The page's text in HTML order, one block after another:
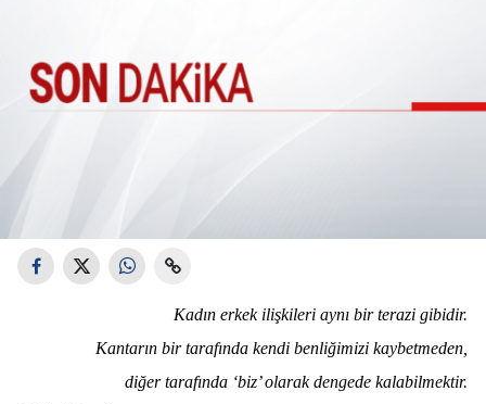
Kadın erkek ilişkileri aynı bir terazi gibidir.
Kantarın bir tarafında kendi benliğimizi kaybetmeden,
diğer tarafında ‘biz’ olarak dengede kalabilmektir.